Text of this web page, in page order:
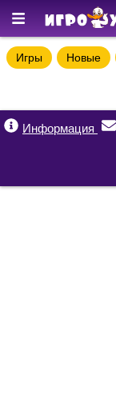
Игры Новые
Информация